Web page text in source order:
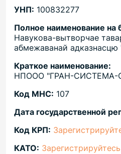
УНП: 100832277
Полное наименование на
Навукова-вытворчае
абмежаванай
Краткое наименование:
НПООО "ГРАН-СИСТЕМА-
Код МНС: 107
Дата государственной
Код КРП:
КАТО: Зарегистрируйтесь